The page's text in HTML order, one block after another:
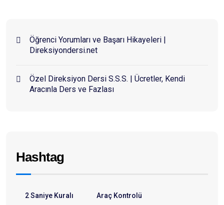
Öğrenci Yorumları ve Başarı Hikayeleri |
Direksiyondersi.net
Özel Direksiyon Dersi S.S.S. | Ücretler, Kendi
Aracınla Ders ve Fazlası
Hashtag
2 Saniye Kuralı Araç Kontrolü